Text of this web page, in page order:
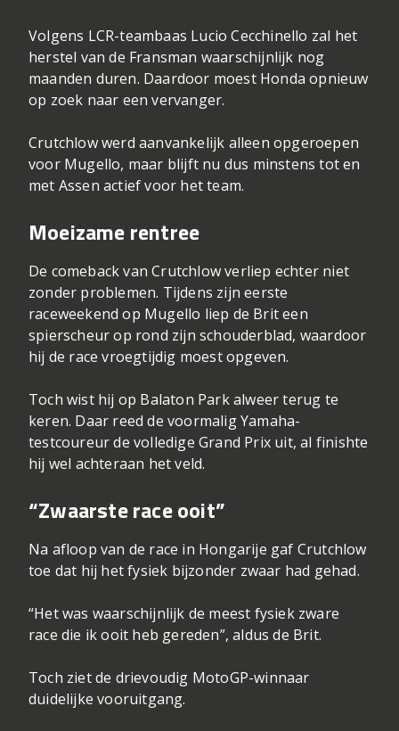
Volgens LCR-teambaas Lucio Cecchinello zal het
herstel van de Fransman waarschijnlijk nog
maanden duren. Daardoor moest Honda opnieuw
op zoek naar een vervanger.
Crutchlow werd aanvankelijk alleen opgeroepen
voor Mugello, maar blijft nu dus minstens tot en
met Assen actief voor het team.
Moeizame rentree
De comeback van Crutchlow verliep echter niet
zonder problemen. Tijdens zijn eerste
raceweekend op Mugello liep de Brit een
spierscheur op rond zijn schouderblad, waardoor
hij de race vroegtijdig moest opgeven.
Toch wist hij op Balaton Park alweer terug te
keren. Daar reed de voormalig Yamaha-
testcoureur de volledige Grand Prix uit, al finishte
hij wel achteraan het veld.
“Zwaarste race ooit”
Na afloop van de race in Hongarije gaf Crutchlow
toe dat hij het fysiek bijzonder zwaar had gehad.
“Het was waarschijnlijk de meest fysiek zware
race die ik ooit heb gereden”, aldus de Brit.
Toch ziet de drievoudig MotoGP-winnaar
duidelijke vooruitgang.